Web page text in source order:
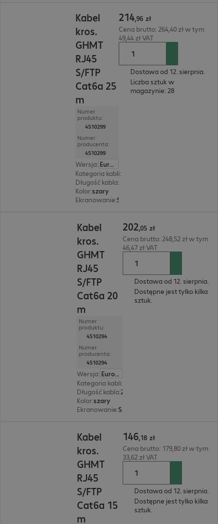
Kabel
kros.
GHMT
RJ45
S/FTP
Cat6a 25
m
Numer
produktu:
4510299
Numer
producenta:
4510299
Wersja:
Europa
Kategoria kabli:
Długość kabla:
Kolor:szary
Ekranowanie:
214,96 zł
Cena brutto: 264,40 zł w tym
49,44 zł VAT
Dostawa od 12. sierpnia.
Liczba sztuk w
magazynie: 28
Kabel
kros.
GHMT
RJ45
S/FTP
Cat6a 20
m
Numer
produktu:
4510294
Numer
producenta:
4510294
Wersja:
Europa
Kategoria kabli:
Długość kabla:
Kolor:szary
Ekranowanie:
202,05 zł
Cena brutto: 248,52 zł w tym
46,47 zł VAT
Dostawa od 12. sierpnia.
Dostępne jest tylko kilka
sztuk.
Kabel
kros.
GHMT
RJ45
S/FTP
Cat6a 15
m
146,18 zł
Cena brutto: 179,80 zł w tym
33,62 zł VAT
Dostawa od 12. sierpnia.
Dostępne jest tylko kilka
sztuk.